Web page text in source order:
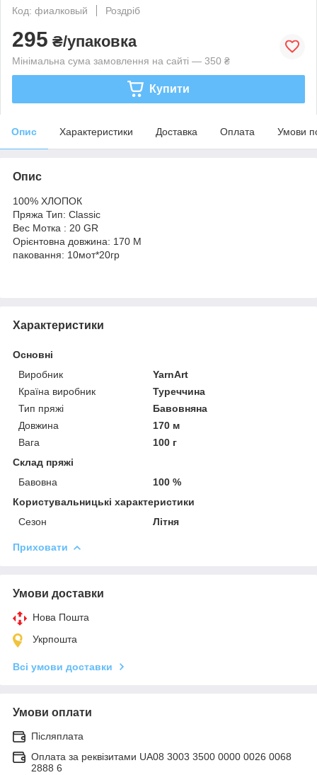
Код: фиалковый
Роздріб
295 ₴/упаковка
Мінімальна сума замовлення на сайті — 350 ₴
Купити
Опис Характеристики Доставка Оплата Умови
Опис
100% ХЛОПОК
Пряжа Тип: Classic
Вес Мотка : 20 GR
Орієнтовна довжина: 170 M
паковання: 10мот*20гр
Характеристики
Основні
Виробник
YarnArt
Країна виробник
Туреччина
Тип пряжі
Бавовняна
Довжина
170 м
Вага
100 г
Склад пряжі
Бавовна
100 %
Користувальницькі характеристики
Сезон
Літня
Приховати
Умови доставки
Нова Пошта
Укрпошта
Всі умови доставки
Умови оплати
Післяплата
Оплата за реквізитами UA08 3003 3500 0000 0026 0068
2888 6